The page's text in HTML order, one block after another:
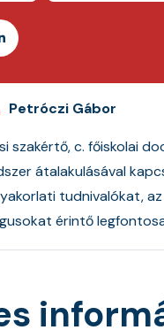
Petróczi Gábor
szakértő, c. főiskolai
átalakulásával
tudnivalókat,
érintő